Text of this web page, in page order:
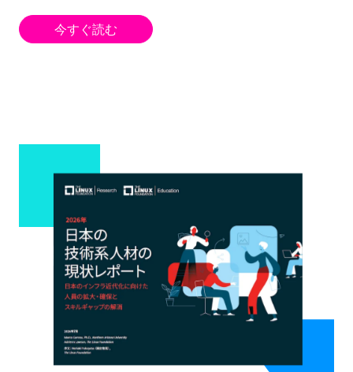
今すぐ読む